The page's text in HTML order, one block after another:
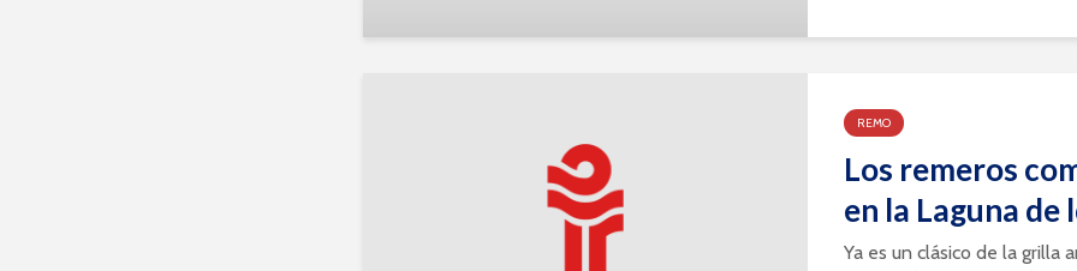
REMO
Los remeros
en la Laguna de
Ya es un clásico de la grilla